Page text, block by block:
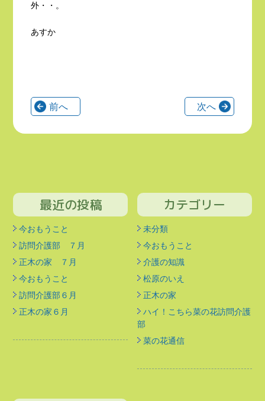
外・・。
あすか
前へ 次へ
最近の投稿
今おもうこと
訪問介護部 ７月
正木の家 ７月
今おもうこと
訪問介護部６月
正木の家６月
カテゴリー
未分類
今おもうこと
介護の知識
松原のいえ
正木の家
ハイ！こちら菜の花訪問介護
部
菜の花通信